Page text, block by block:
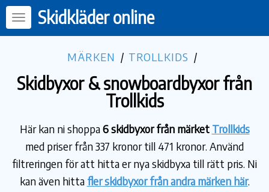
Skidkläder online
MÄRKEN / TROLLKIDS /
Skidbyxor & snowboardbyxor från
Trollkids
Här kan ni shoppa6 skidbyxor från märket Trollkids
med priser från 337 kronor till 471 kronor. Använd
filtreringen för att hitta er nya skidbyxa till rätt pris. Ni
kan även hitta fler skidbyxor från andra märken här.